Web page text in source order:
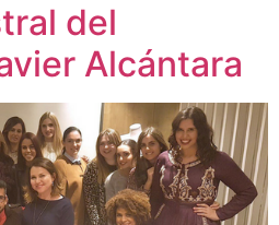
del
Alcántara